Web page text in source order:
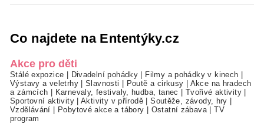
Co najdete na Ententýky.cz
Akce pro děti
Stálé expozice Divadelní pohádky Filmy a pohádky v kinech
Výstavy a veletrhy|Slavnosti Poutě a cirkusy
Akce na hradech
a zámcích
Karnevaly, festivaly, hudba, tanec Tvořivé aktivity
Sportovní aktivity|Aktivity v přírodě |Soutěže, závody, hry
Vzdělávání
Pobytové akce a tábory Ostatní zábava|TV
program